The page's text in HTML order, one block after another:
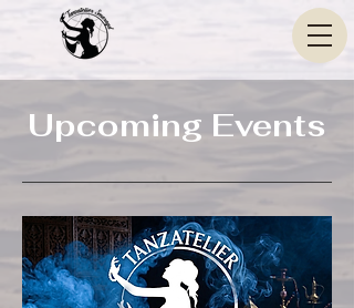
Upcoming Events